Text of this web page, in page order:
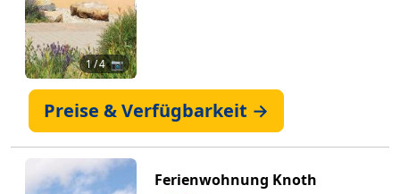
1/ 4 📷
Preise & Verfügbarkeit →
Ferienwohnung Knoth